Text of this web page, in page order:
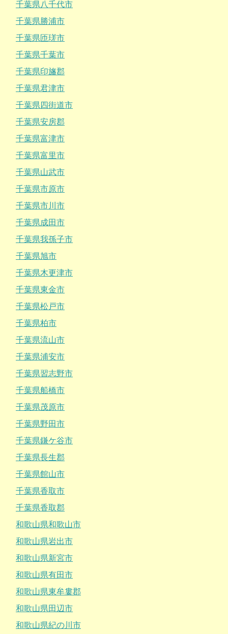
千葉県八千代市
千葉県勝浦市
千葉県匝瑳市
千葉県千葉市
千葉県印旛郡
千葉県君津市
千葉県四街道市
千葉県安房郡
千葉県富津市
千葉県富里市
千葉県山武市
千葉県市原市
千葉県市川市
千葉県成田市
千葉県我孫子市
千葉県旭市
千葉県木更津市
千葉県東金市
千葉県松戸市
千葉県柏市
千葉県流山市
千葉県浦安市
千葉県習志野市
千葉県船橋市
千葉県茂原市
千葉県野田市
千葉県鎌ケ谷市
千葉県長生郡
千葉県館山市
千葉県香取市
千葉県香取郡
和歌山県和歌山市
和歌山県岩出市
和歌山県新宮市
和歌山県有田市
和歌山県東牟婁郡
和歌山県田辺市
和歌山県紀の川市